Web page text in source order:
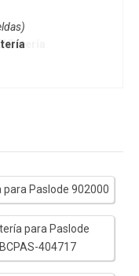
para Paslode 902000
para Paslode
BCPAS-404717